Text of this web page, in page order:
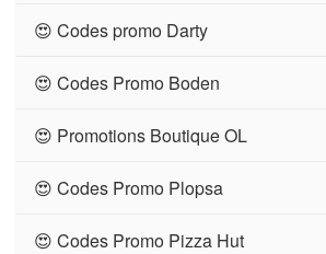
😍 Codes promo Darty
😍 Codes Promo Boden
😍 Promotions Boutique OL
😍 Codes Promo Plopsa
😍 Codes Promo Pizza Hut